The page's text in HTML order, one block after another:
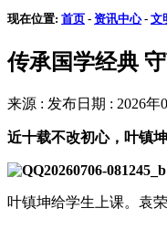
现在位置: 首页 - 资讯中心- 文
传承国学经典
来源 : 发布日期 : 2026年
近十载不改初心，叶镇
叶镇坤给学生上课。袁